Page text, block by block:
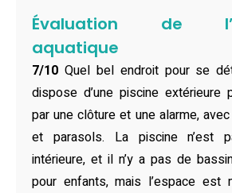
grâce à ses trois chambres
de placards pratiques et de lits
comprend deux salles de bains,
douche à l’italienne, et propose tout
séjour sans souci : linge de lit,
entièrement équipée, lave-vaisselle,
linge. L’établissement est
mobilité réduite et dispose d’une
Évaluation de
aquatique
7/10 Quel bel endroit pour se
dispose d’une piscine extérieure
par une clôture et une alarme,
et parasols. La piscine n’est
intérieure, et il n’y a pas de
pour enfants, mais l’espace est